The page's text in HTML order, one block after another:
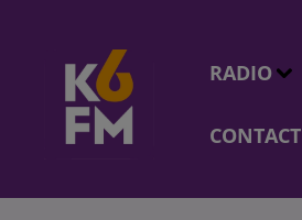
RADIO
CONTACT